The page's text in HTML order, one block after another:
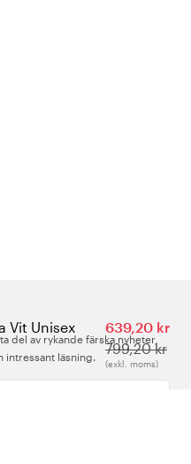
Vit Unisex
639,20 kr
799,20 kr
(exkl. moms)
del av rykande färska nyheter,
intressant läsning.